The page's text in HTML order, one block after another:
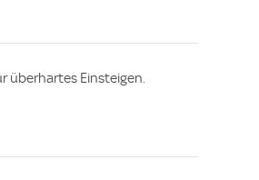
überhartes Einsteigen.